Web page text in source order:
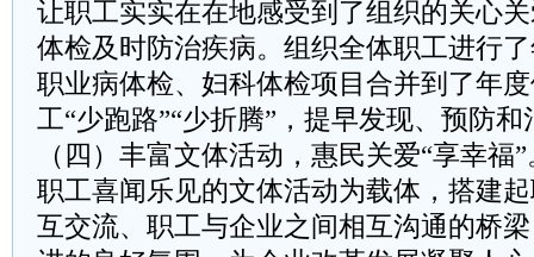
让职工实实在在地感受到了组织的关心
体检及时防治疾病。组织全体职工进行
职业病体检、妇科体检项目合并到了年
工“少跑路”“少折腾”，提早发现、预防
（四）丰富文体活动，惠民关爱“享幸福
职工喜闻乐见的文体活动为载体，搭建
互交流、职工与企业之间相互沟通的桥